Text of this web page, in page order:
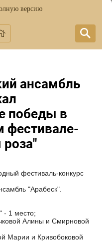
версию
ансамбль
победы в
роза"
фестиваль-конкурс
"Арабеск".
- 1 место;
Алины и Смирновой
Марии и Кривобоковой